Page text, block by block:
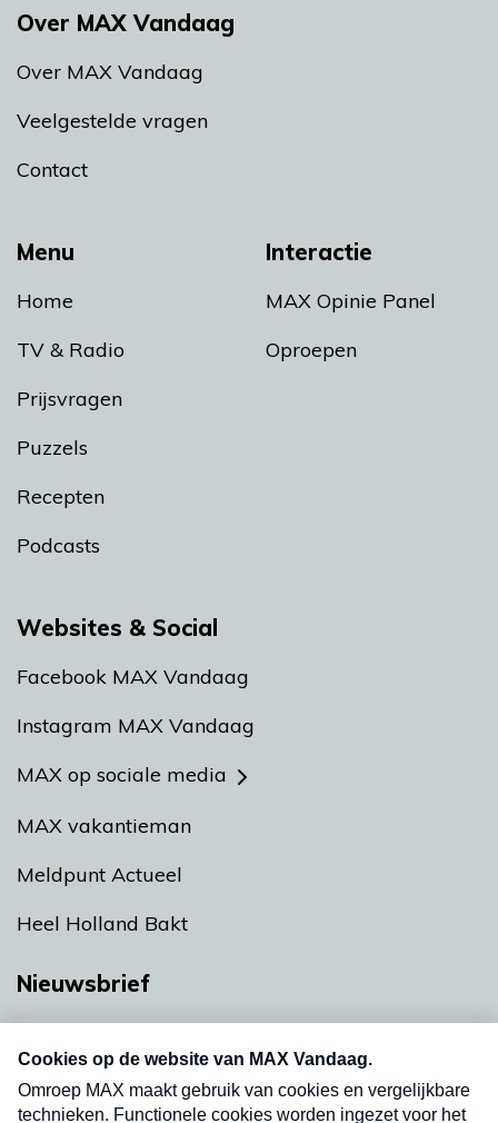
Menu
Home
TV & Radio
Prijsvragen
Puzzels
Recepten
Podcasts
Interactie
MAX Opinie Panel
Oproepen
Over MAX Vandaag
Over MAX Vandaag
Veelgestelde vragen
Contact
Websites & Social
Facebook MAX Vandaag
Instagram MAX Vandaag
MAX op sociale media
MAX vakantieman
Meldpunt Actueel
Heel Holland Bakt
Nieuwsbrief
nieuwsbrief. Elke vrijdag- en dinsdagochtend in
uw mailbox.